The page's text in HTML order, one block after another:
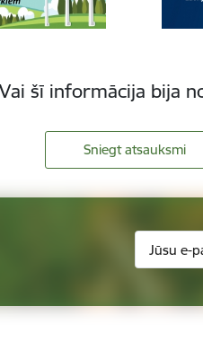
Vai šī informācija bija
Sniegt atsauksmi